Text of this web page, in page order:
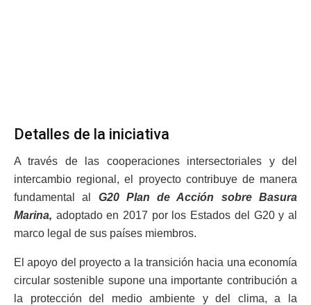
Detalles de la iniciativa
A través de las cooperaciones intersectoriales y del
intercambio regional, el proyecto contribuye de manera
fundamental al G20 Plan de Acción sobre Basura
Marina, adoptado en 2017 por los Estados del G20 y al
marco legal de sus países miembros.
El apoyo del proyecto a la transición hacia una economía
circular sostenible supone una importante contribución a
la protección del medio ambiente y del clima, a la